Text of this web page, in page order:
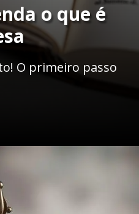
o que é
O primeiro passo